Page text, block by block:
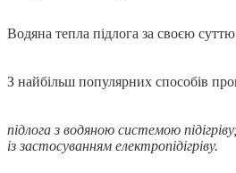
Водяна тепла підлога за своєю
З найбільш популярних способів
підлога з водяною системою
із застосуванням електропідігріву.